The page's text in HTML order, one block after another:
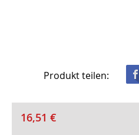
Produkt teilen:
16,51 €